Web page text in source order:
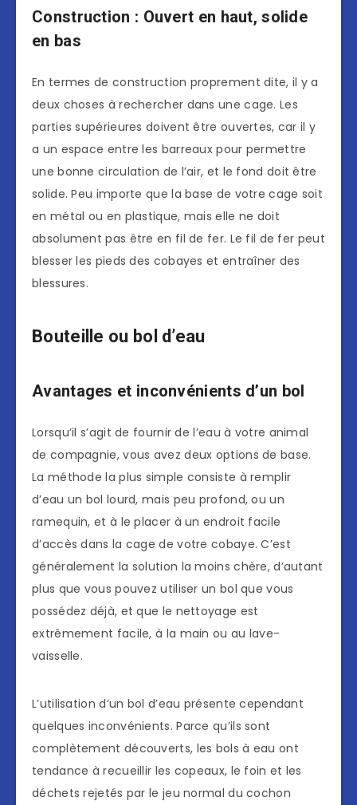
Construction : Ouvert en haut, solide
en bas
En termes de construction proprement dite, il y a
deux choses à rechercher dans une cage. Les
parties supérieures doivent être ouvertes, car il y
a un espace entre les barreaux pour permettre
une bonne circulation de l’air, et le fond doit être
solide. Peu importe que la base de votre cage soit
en métal ou en plastique, mais elle ne doit
absolument pas être en fil de fer. Le fil de fer peut
blesser les pieds des cobayes et entraîner des
blessures.
Bouteille ou bol d’eau
Avantages et inconvénients d’un bol
Lorsqu’il s’agit de fournir de l’eau à votre animal
de compagnie, vous avez deux options de base.
La méthode la plus simple consiste à remplir
d’eau un bol lourd, mais peu profond, ou un
ramequin, et à le placer à un endroit facile
d’accès dans la cage de votre cobaye. C’est
généralement la solution la moins chère, d’autant
plus que vous pouvez utiliser un bol que vous
possédez déjà, et que le nettoyage est
extrêmement facile, à la main ou au lave-
vaisselle.
L’utilisation d’un bol d’eau présente cependant
quelques inconvénients. Parce qu’ils sont
complètement découverts, les bols à eau ont
tendance à recueillir les copeaux, le foin et les
déchets rejetés par le jeu normal du cochon